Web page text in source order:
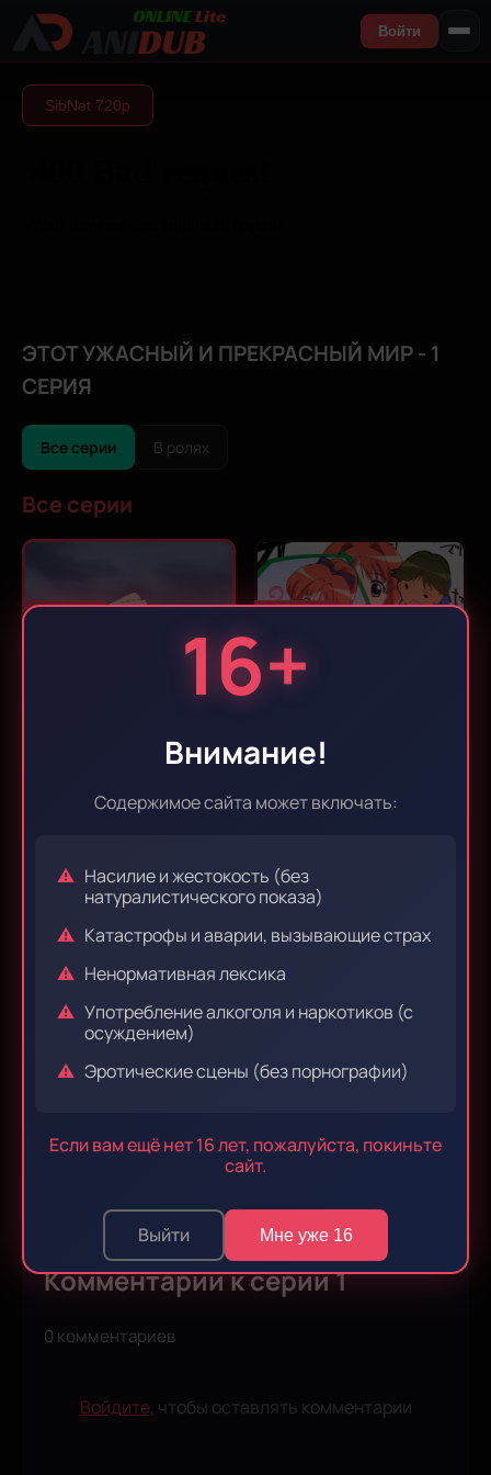
16+
Внимание!
Содержимое сайта может включать:
Насилие и жестокость (без
натуралистического показа)
Катастрофы и аварии, вызывающие страх
Ненормативная лексика
Употребление алкоголя и наркотиков (с
осуждением)
Эротические сцены (без порнографии)
Если вам ещё нет 16 лет, пожалуйста, покиньте
сайт.
Выйти Мне уже 16
Войти
SibNet 720р
ЭТОТ УЖАСНЫЙ И ПРЕКРАСНЫЙ МИР - 1
СЕРИЯ
Все серии В ролях
Все серии
Эпизод 9 Эпизод 10
Эпизод 12
Комментарии к серии 1
0 комментариев
Войдите, чтобы оставлять комментарии